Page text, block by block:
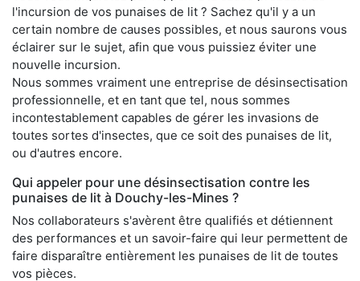
l'incursion de vos punaises de lit ? Sachez qu'il y a un
certain nombre de causes possibles, et nous saurons vous
éclairer sur le sujet, afin que vous puissiez éviter une
nouvelle incursion.
Nous sommes vraiment une entreprise de désinsectisation
professionnelle, et en tant que tel, nous sommes
incontestablement capables de gérer les invasions de
toutes sortes d'insectes, que ce soit des punaises de lit,
ou d'autres encore.
Qui appeler pour une désinsectisation contre les
punaises de lit à Douchy-les-Mines ?
Nos collaborateurs s'avèrent être qualifiés et détiennent
des performances et un savoir-faire qui leur permettent de
faire disparaître entièrement les punaises de lit de toutes
vos pièces.